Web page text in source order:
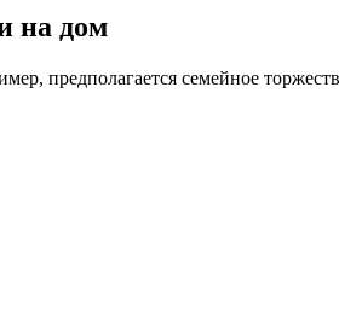
на дом
предполагается семейное